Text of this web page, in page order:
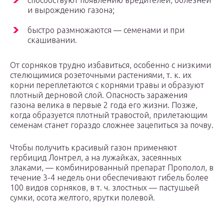
и вырождению газона;
быстро размножаются — семенами и при
скашивании.
От сорняков трудно избавиться, особенно с низкими
стелющимися розеточными растениями, т. к. их
корни переплетаются с корнями травы и образуют
плотный дерновой слой. Опасность заражения
газона велика в первые 2 года его жизни. Позже,
когда образуется плотный травостой, прилетающим
семенам станет гораздо сложнее зацепиться за почву.
Чтобы получить красивый газон применяют
гербицид Лонтрел, а на лужайках, засеянных
злаками, — комбинированный препарат Прополол, в
течение 3-4 недель они обеспечивают гибель более
100 видов сорняков, в т. ч. злостных — пастушьей
сумки, осота желтого, ярутки полевой.